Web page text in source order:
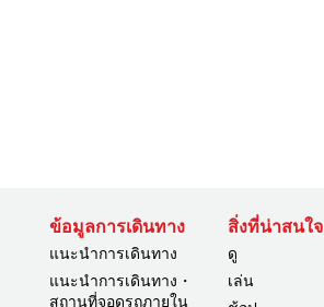
ข้อมูลการเดินทาง
แนะนำการเดินทาง
แนะนำการเดินทาง・
สถานที่จอดรถภายใน
สิ่งที่น่าสนใจ
ดู
เล่น